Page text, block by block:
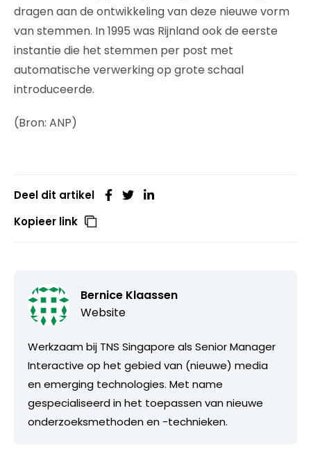
dragen aan de ontwikkeling van deze nieuwe vorm
van stemmen. In 1995 was Rijnland ook de eerste
instantie die het stemmen per post met
automatische verwerking op grote schaal
introduceerde.
(Bron: ANP)
Deel dit artikel
Kopieer link
Bernice Klaassen
Website
Werkzaam bij TNS Singapore als Senior Manager
Interactive op het gebied van (nieuwe) media
en emerging technologies. Met name
gespecialiseerd in het toepassen van nieuwe
onderzoeksmethoden en -technieken.